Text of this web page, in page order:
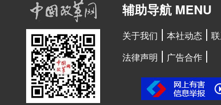
辅助导航 MENU
关于我们 本社动态
法律声明
广告合作